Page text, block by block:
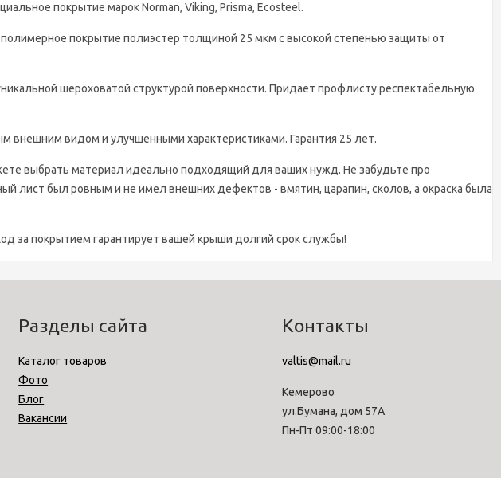
покрытие марок Norman, Viking, Prisma, Ecosteel.
покрытие полиэстер толщиной 25 мкм с высокой степенью защиты от
шероховатой структурой поверхности. Придает профлисту респектабельную
внешним видом и улучшенными характеристиками. Гарантия 25 лет.
выбрать материал идеально подходящий для ваших нужд. Не забудьте про
лист был ровным и не имел внешних дефектов - вмятин, царапин, сколов, а окраска была
за покрытием гарантирует вашей крыши долгий срок службы!
Разделы сайта
Каталог товаров
Фото
Блог
Вакансии
Контакты
valtis@mail.ru
Кемерово
ул.Бумана, дом 57А
Пн-Пт 09:00-18:00